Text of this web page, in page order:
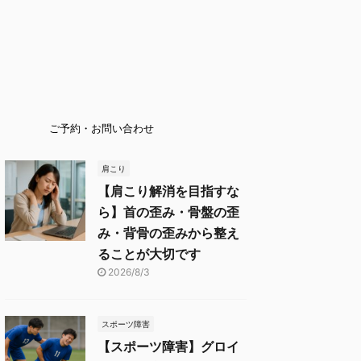
ご予約・お問い合わせ
肩こり
【肩こり解消を目指すな
ら】首の歪み・骨盤の歪
み・背骨の歪みから整え
ることが大切です
2026/8/3
スポーツ障害
【スポーツ障害】グロイ